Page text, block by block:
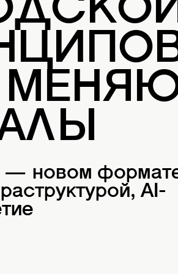
— новом
AI-